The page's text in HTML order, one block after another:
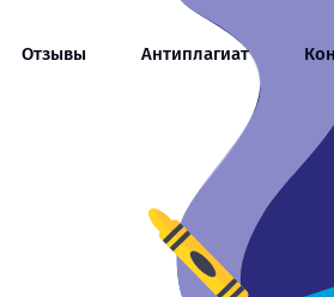
Отзывы Антиплагиат